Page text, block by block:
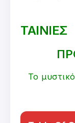
ΤΑΙΝΙΕΣ
Το